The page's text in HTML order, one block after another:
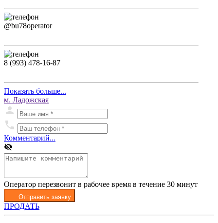
@bu78operator
8 (993) 478-16-87
Показать больше...
м. Ладожская
Комментарий...
Оператор перезвонит в рабочее время в течение 30 минут
Отправить заявку
ПРОДАТЬ